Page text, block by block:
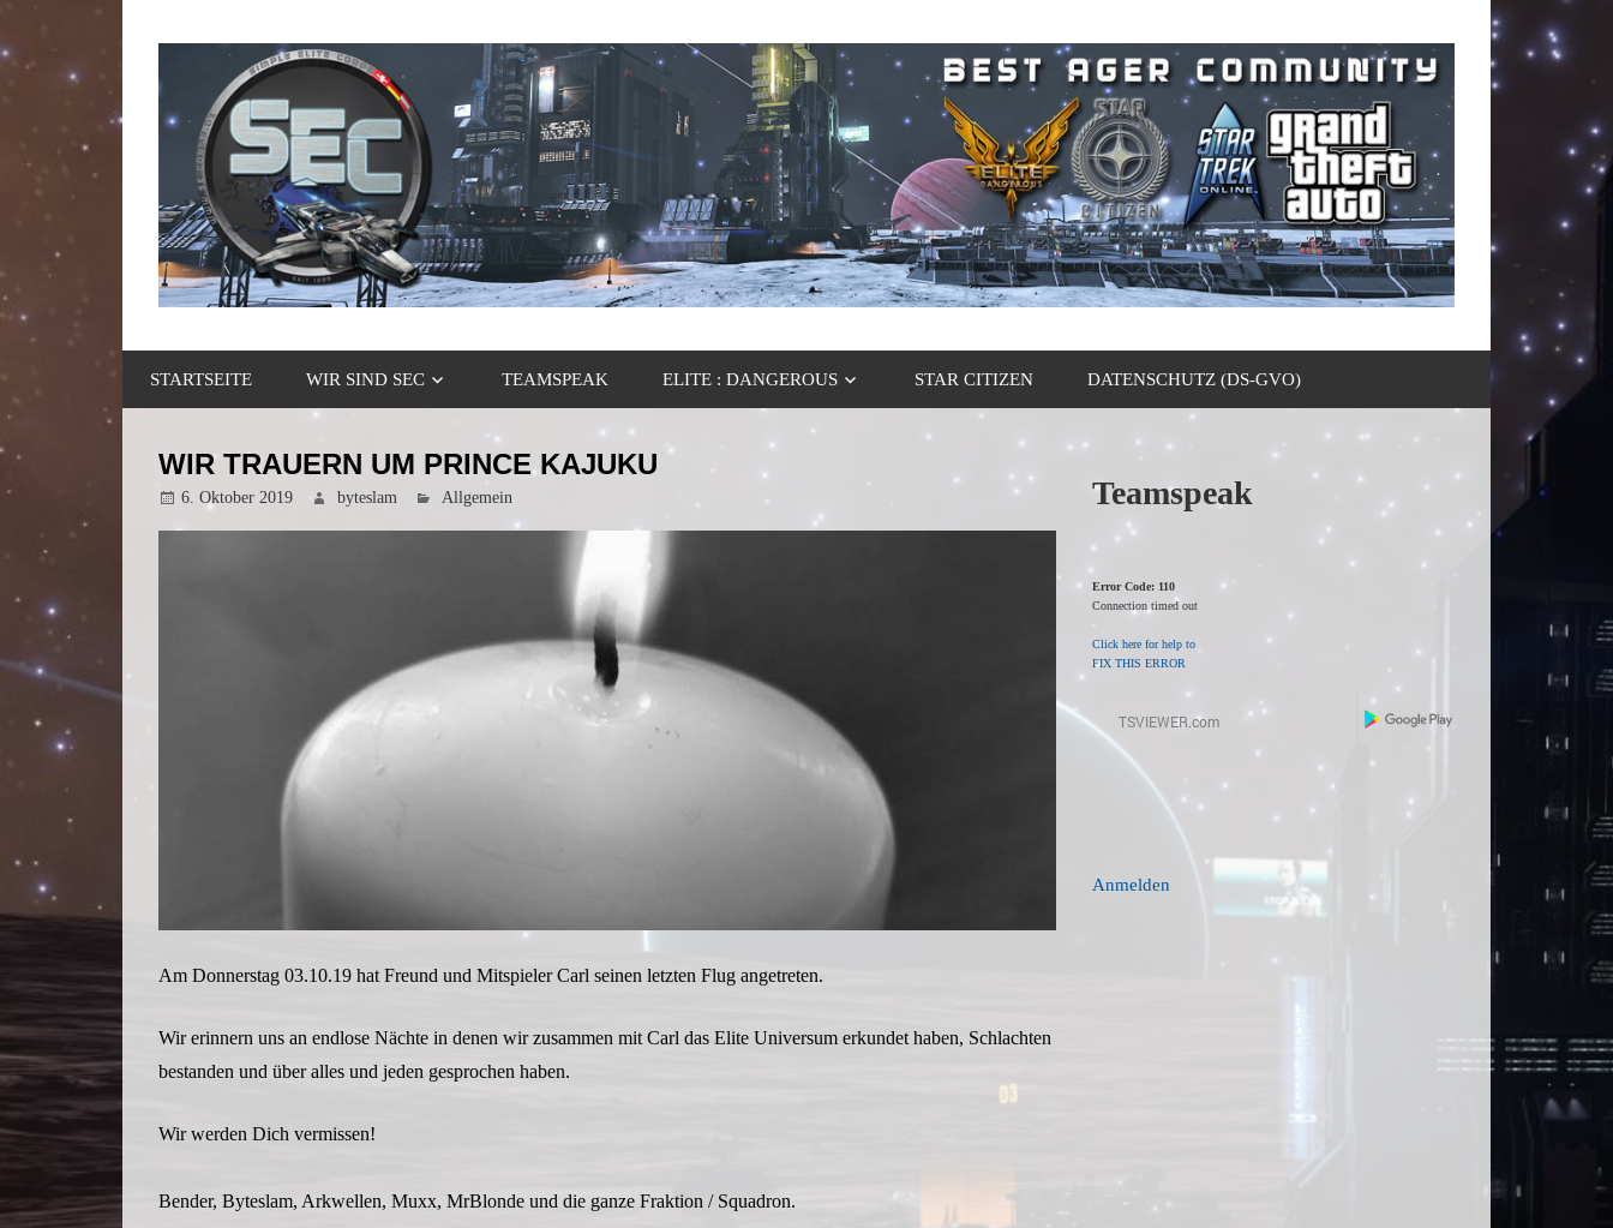
Inhalt
Simple
Elite
Corps
Community
STARTSEITE
WIR SIND SEC TEAMSPEAK ELITE : DANGEROUS STAR CITIZEN DATENSCHUTZ (DS-GVO)
WIR TRAUERN UM PRINCE KAJUKU
6. Oktober 2019 byteslam Allgemein
Am Donnerstag 03.10.19 hat Freund und Mitspieler Carl seinen letzten Flug angetreten.
Wir erinnern uns an endlose Nächte in denen wir zusammen mit Carl das Elite Universum erkundet haben, Schlachten
bestanden und über alles und jeden gesprochen haben.
Wir werden Dich vermissen!
Bender, Byteslam, Arkwellen, Muxx, MrBlonde und die ganze Fraktion / Squadron.
Teamspeak
Error Code: 110
Connection timed out
Click here for help to
FIX THIS ERROR
Anmelden